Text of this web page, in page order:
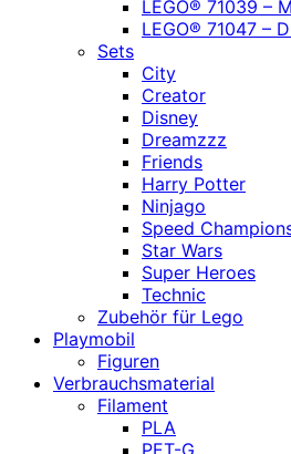
LEGO® 71039 –
LEGO® 71047 –
Sets
City
Creator
Disney
Dreamzzz
Friends
Harry Potter
Ninjago
Speed
Star Wars
Super Heroes
Technic
Zubehör für Lego
Playmobil
Figuren
Verbrauchsmaterial
Filament
PLA
PET-G